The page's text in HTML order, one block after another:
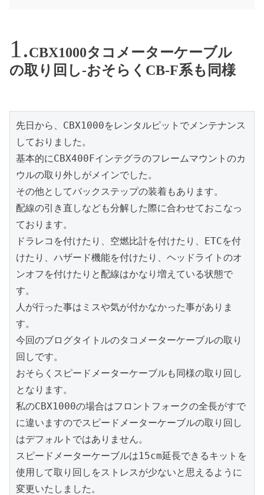
CBX1000タコメーターケーブル
の取り回し-おそらくCB-F系も同様
先日から、CBX1000をレンタルピットでメンテナンス
しておりました。
基本的にCBX400Fインテグラのフレームマウントのカ
ウルの取り外しがメインでした。
その他としてバックステップの装着もあります。
配線の引き直しなども分解した際に合わせておこなっ
ております。
ドラレコを付けたり、空燃比計を付けたり、ETCを付
けたり、ハザード機能を付けたり、ヘッドライトのオ
ンオフを付けたりと配線はかなり増えている状態で
す。
人が行った事はミスや気が付かなかった事がありま
す。
今回のブログタイトルのタコメーターケーブルの取り
回しです。
おそらくスピードメーターケーブルも同様の取り回し
となります。
私のCBX1000の場合はフロントフォークの全長がすで
に違いますのでスピードメーターケーブルの取り回し
はデフォルトではありません。
スピードメーターケーブルは15cm延長できるキットを
使用して取り回しをストレスが少ないと思えるように
変更いたしました。